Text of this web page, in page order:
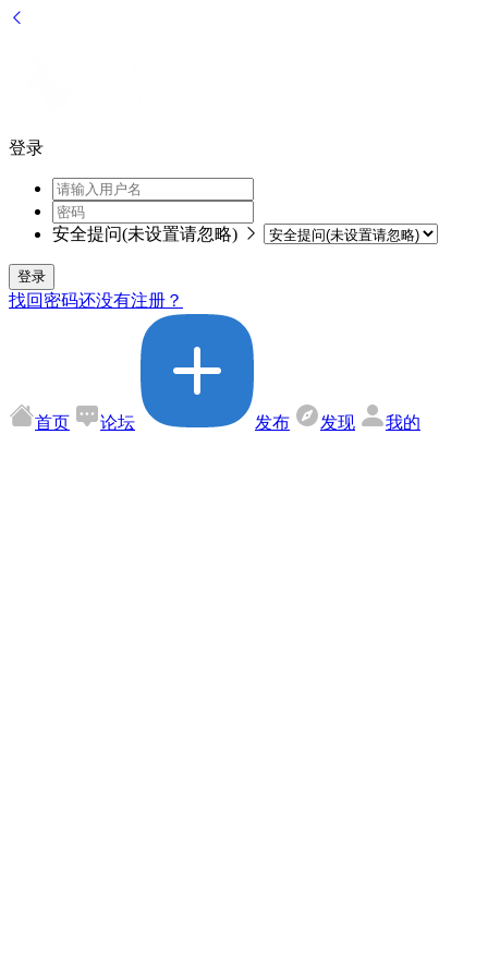
登录
安全提问(未设置请忽略)
登录
找回密码还没有注册？
首页 论坛 发布 发现 我的